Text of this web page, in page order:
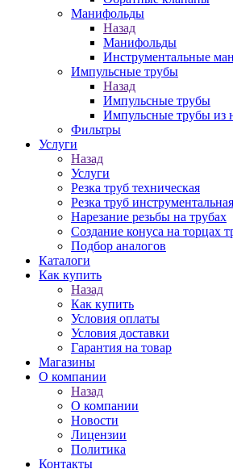
Манифольды
Назад
Манифольды
Инструментальные
Импульсные трубы
Назад
Импульсные трубы
Импульсные трубы из
Фильтры
Услуги
Назад
Услуги
Резка труб техническая
Резка труб инструментальная
Нарезание резьбы на трубах
Создание конуса на торцах
Подбор аналогов
Каталоги
Как купить
Назад
Как купить
Условия оплаты
Условия доставки
Гарантия на товар
Магазины
О компании
Назад
О компании
Новости
Лицензии
Политика
Контакты